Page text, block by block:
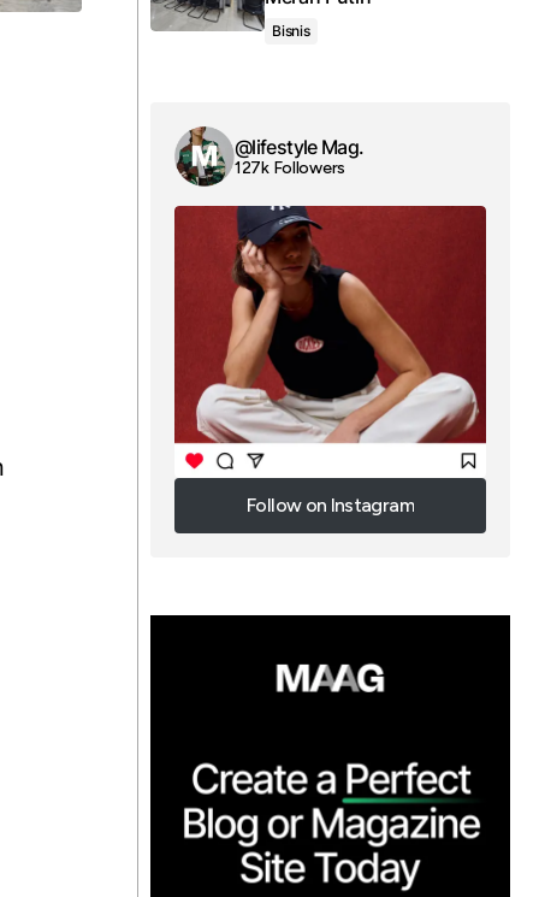
Bisnis
@lifestyle Mag.
127k Followers
Follow on Instagram
Follow on Instagram